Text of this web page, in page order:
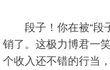
段子！你在被“段子
销了。这极力博君一
个收入还不错的行当